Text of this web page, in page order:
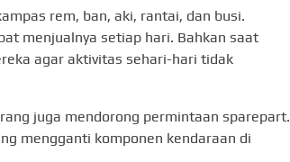
rem, ban, aki, rantai, dan busi.
menjualnya setiap hari. Bahkan saat
agar aktivitas sehari-hari tidak
juga mendorong permintaan sparepart.
mengganti komponen kendaraan di